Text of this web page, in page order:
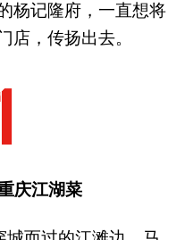
杨记隆府，一直想将
店，传扬出去。
庆江湖菜